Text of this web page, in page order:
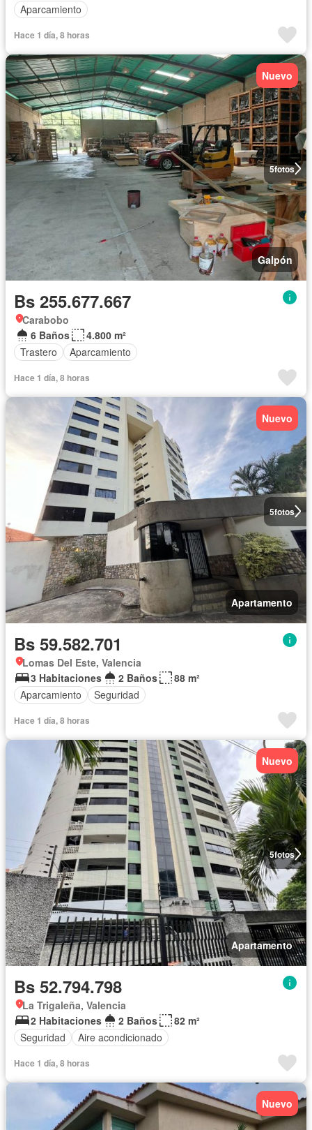
Aparcamiento
Hace 1 día, 8 horas
5fotos
Nuevo
Galpón
Bs 255.677.667
Carabobo
6 Baños
4.800 m²
Trastero
Aparcamiento
Hace 1 día, 8 horas
5fotos
Nuevo
Apartamento
Bs 59.582.701
Lomas Del Este, Valencia
3 Habitaciones
2 Baños
88 m²
Aparcamiento
Seguridad
Hace 1 día, 8 horas
5fotos
Nuevo
Apartamento
Bs 52.794.798
La Trigaleña, Valencia
2 Habitaciones
2 Baños
82 m²
Seguridad
Aire acondicionado
Hace 1 día, 8 horas
Nuevo